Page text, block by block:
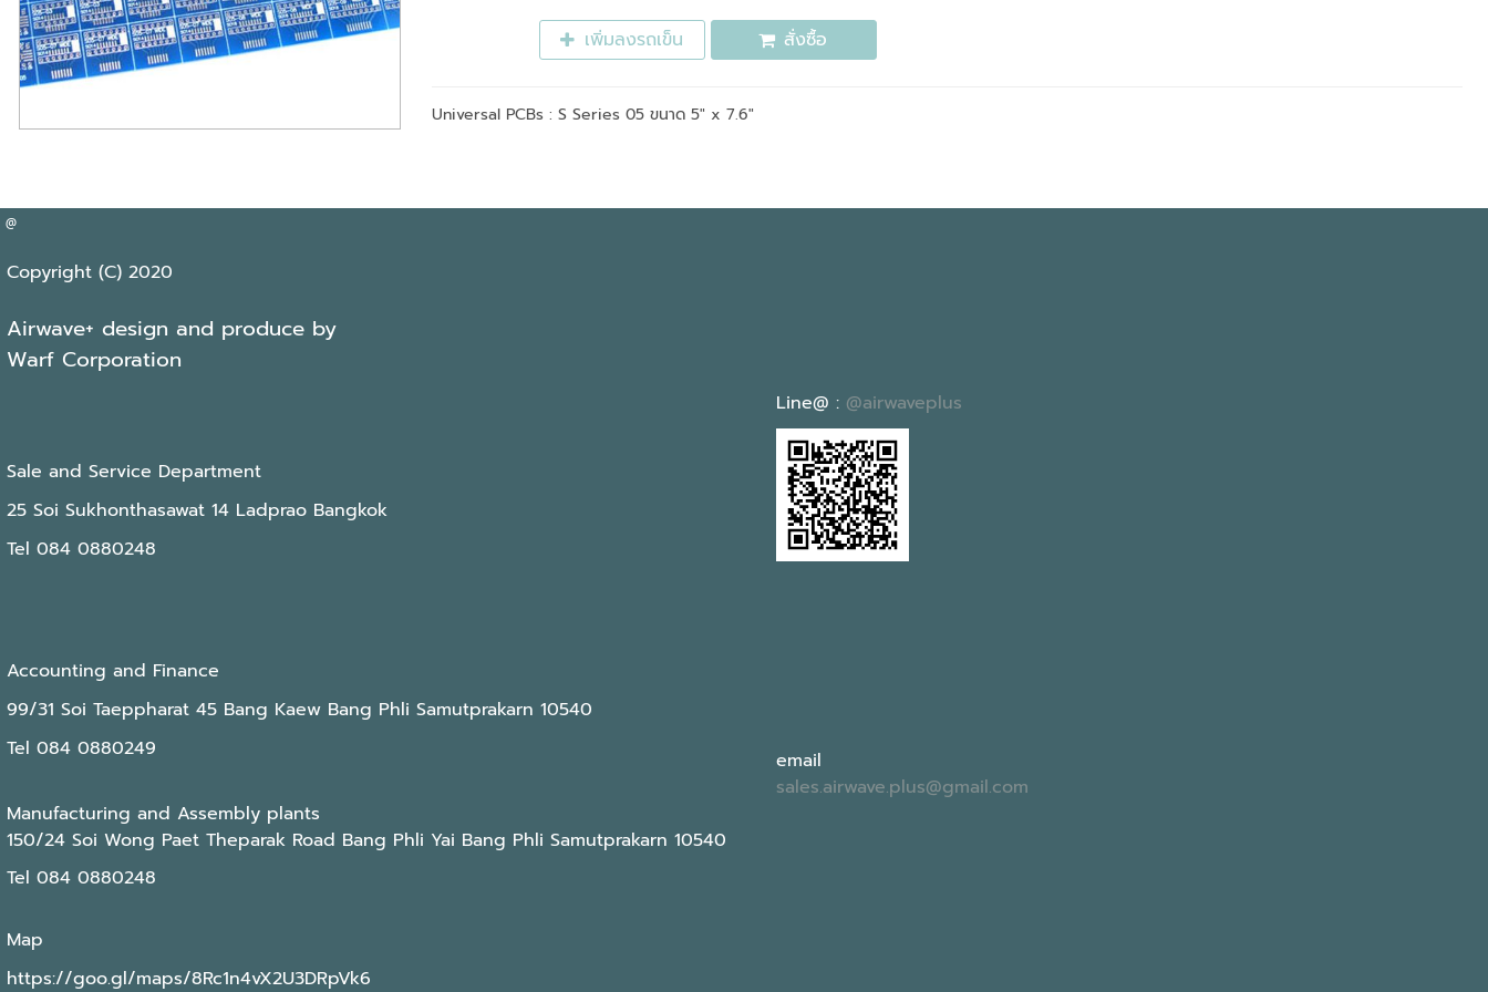
เพิ่มลงรถเข็น สั่งซื้อ
Universal PCBs : S Series 05 ขนาด 5" x 7.6"
@
Copyright (C) 2020
Airwave+ design and produce by
Warf Corporation
Sale and Service Department
25 Soi Sukhonthasawat 14 Ladprao Bangkok
Tel 084 0880248
Line@ : @airwaveplus
Accounting and Finance
99/31 Soi Taeppharat 45 Bang Kaew Bang Phli Samutprakarn 10540
Tel 084 0880249
Manufacturing and Assembly plants
150/24 Soi Wong Paet Theparak Road Bang Phli Yai Bang Phli Samutprakarn 10540
Tel 084 0880248
email
sales.airwave.plus@gmail.com
Map
https://goo.gl/maps/8Rc1n4vX2U3DRpVk6